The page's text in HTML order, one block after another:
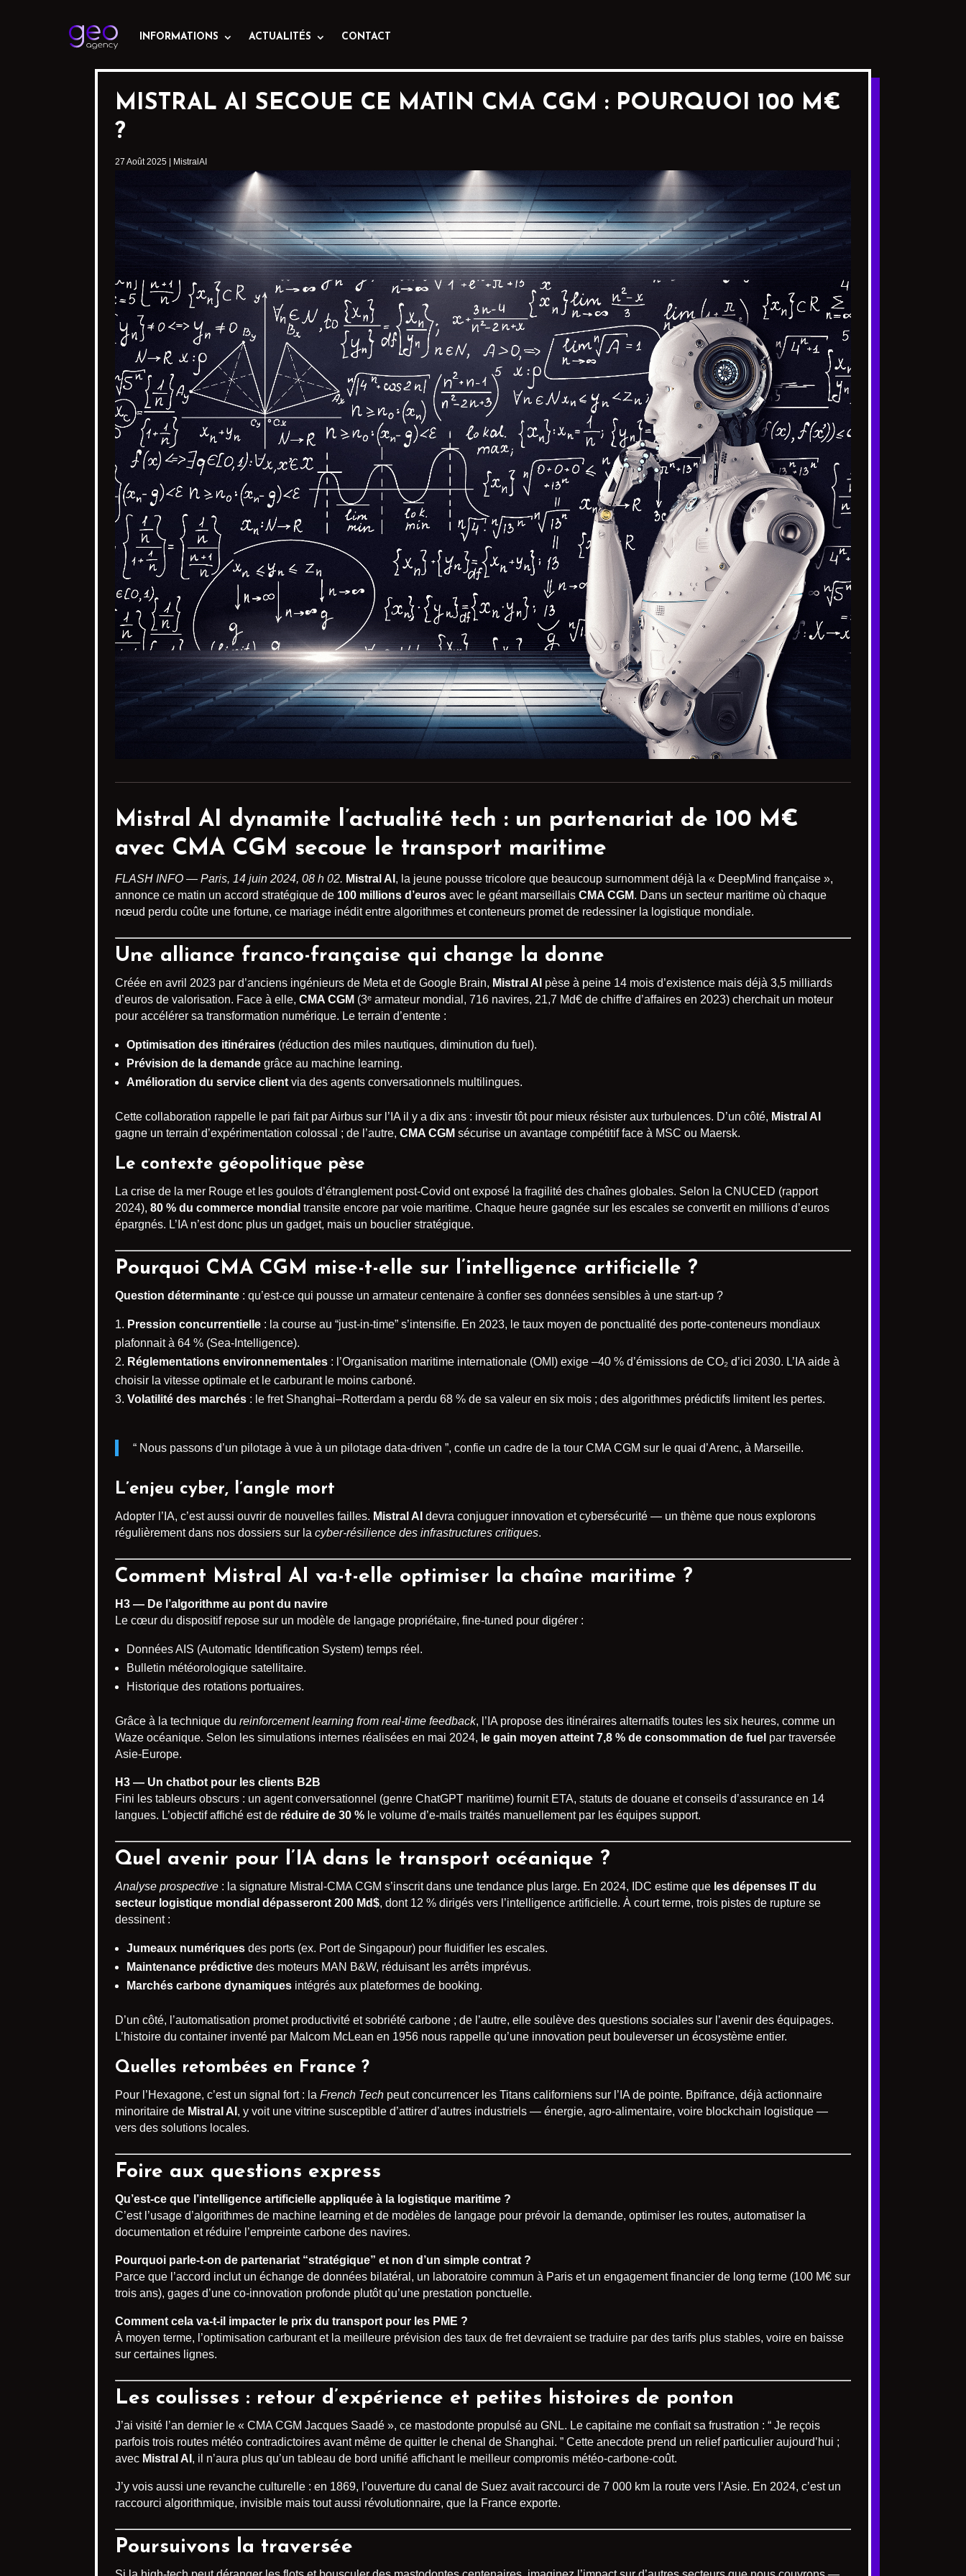
INFORMATIONS ACTUALITÉS CONTACT
MISTRAL AI SECOUE CE MATIN CMA CGM : POURQUOI 100 M€
?
27 Août 2025 MistralAI
Mistral AI dynamite l’actualité tech : un partenariat de 100 M€
avec CMA CGM secoue le transport maritime
FLASH INFO — Paris, 14 juin 2024, 08 h 02. Mistral AI , la jeune pousse tricolore que beaucoup surnomment déjà la « DeepMind française »,
annonce ce matin un accord stratégique de 100 millions d’euros avec le géant marseillais CMA CGM. Dans un secteur maritime où chaque
nœud perdu coûte une fortune, ce mariage inédit entre algorithmes et conteneurs promet de redessiner la logistique mondiale.
Une alliance franco-française qui change la donne
Créée en avril 2023 par d’anciens ingénieurs de Meta et de Google Brain, Mistral AI pèse à peine 14 mois d’existence mais déjà 3,5 milliards
d’euros de valorisation. Face à elle, CMA CGM (3ᵉ armateur mondial, 716 navires, 21,7 Md€ de chiffre d’affaires en 2023) cherchait un moteur
pour accélérer sa transformation numérique. Le terrain d’entente :
Optimisation des itinéraires (réduction des miles nautiques, diminution du fuel).
Prévision de la demande grâce au machine learning.
Amélioration du service client via des agents conversationnels multilingues.
Cette collaboration rappelle le pari fait par Airbus sur l’IA il y a dix ans : investir tôt pour mieux résister aux turbulences. D’un côté, Mistral AI
gagne un terrain d’expérimentation colossal ; de l’autre, CMA CGM sécurise un avantage compétitif face à MSC ou Maersk.
Le contexte géopolitique pèse
La crise de la mer Rouge et les goulots d’étranglement post-Covid ont exposé la fragilité des chaînes globales. Selon la CNUCED (rapport
2024), 80 % du commerce mondial transite encore par voie maritime. Chaque heure gagnée sur les escales se convertit en millions d’euros
épargnés. L’IA n’est donc plus un gadget, mais un bouclier stratégique.
Pourquoi CMA CGM mise-t-elle sur l’intelligence artificielle ?
Question déterminante : qu’est-ce qui pousse un armateur centenaire à confier ses données sensibles à une start-up ?
Pression concurrentielle : la course au “just-in-time” s’intensifie. En 2023, le taux moyen de ponctualité des porte-conteneurs mondiaux
plafonnait à 64 % (Sea-Intelligence).
Réglementations environnementales : l’Organisation maritime internationale (OMI) exige –40 % d’émissions de CO₂ d’ici 2030. L’IA aide à
choisir la vitesse optimale et le carburant le moins carboné.
Volatilité des marchés : le fret Shanghai–Rotterdam a perdu 68 % de sa valeur en six mois ; des algorithmes prédictifs limitent les pertes.
“ Nous passons d’un pilotage à vue à un pilotage data-driven ”, confie un cadre de la tour CMA CGM sur le quai d’Arenc, à Marseille.
L’enjeu cyber, l’angle mort
Adopter l’IA, c’est aussi ouvrir de nouvelles failles. Mistral AI devra conjuguer innovation et cybersécurité — un thème que nous explorons
régulièrement dans nos dossiers sur la cyber-résilience des infrastructures critiques.
Comment Mistral AI va-t-elle optimiser la chaîne maritime ?
H3 — De l’algorithme au pont du navire
Le cœur du dispositif repose sur un modèle de langage propriétaire, fine-tuned pour digérer :
Données AIS (Automatic Identification System) temps réel.
Bulletin météorologique satellitaire.
Historique des rotations portuaires.
Grâce à la technique du reinforcement learning from real-time feedback, l’IA propose des itinéraires alternatifs toutes les six heures, comme un
Waze océanique. Selon les simulations internes réalisées en mai 2024, le gain moyen atteint 7,8 % de consommation de fuel par traversée
Asie-Europe.
H3 — Un chatbot pour les clients B2B
Fini les tableurs obscurs : un agent conversationnel (genre ChatGPT maritime) fournit ETA, statuts de douane et conseils d’assurance en 14
langues. L’objectif affiché est de réduire de 30 % le volume d’e-mails traités manuellement par les équipes support.
Quel avenir pour l’IA dans le transport océanique ?
Analyse prospective : la signature Mistral-CMA CGM s’inscrit dans une tendance plus large. En 2024, IDC estime que les dépenses IT du
secteur logistique mondial dépasseront 200 Md$, dont 12 % dirigés vers l’intelligence artificielle. À court terme, trois pistes de rupture se
dessinent :
Jumeaux numériques des ports (ex. Port de Singapour) pour fluidifier les escales.
Maintenance prédictive des moteurs MAN B&W, réduisant les arrêts imprévus.
Marchés carbone dynamiques intégrés aux plateformes de booking.
D’un côté, l’automatisation promet productivité et sobriété carbone ; de l’autre, elle soulève des questions sociales sur l’avenir des équipages.
L’histoire du container inventé par Malcom McLean en 1956 nous rappelle qu’une innovation peut bouleverser un écosystème entier.
Quelles retombées en France ?
Pour l’Hexagone, c’est un signal fort : la French Tech peut concurrencer les Titans californiens sur l’IA de pointe. Bpifrance, déjà actionnaire
minoritaire de Mistral AI , y voit une vitrine susceptible d’attirer d’autres industriels — énergie, agro-alimentaire, voire blockchain logistique —
vers des solutions locales.
Foire aux questions express
Qu’est-ce que l’intelligence artificielle appliquée à la logistique maritime ?
C’est l’usage d’algorithmes de machine learning et de modèles de langage pour prévoir la demande, optimiser les routes, automatiser la
documentation et réduire l’empreinte carbone des navires.
Pourquoi parle-t-on de partenariat “stratégique” et non d’un simple contrat ?
Parce que l’accord inclut un échange de données bilatéral, un laboratoire commun à Paris et un engagement financier de long terme (100 M€ sur
trois ans), gages d’une co-innovation profonde plutôt qu’une prestation ponctuelle.
Comment cela va-t-il impacter le prix du transport pour les PME ?
À moyen terme, l’optimisation carburant et la meilleure prévision des taux de fret devraient se traduire par des tarifs plus stables, voire en baisse
sur certaines lignes.
Les coulisses : retour d’expérience et petites histoires de ponton
J’ai visité l’an dernier le « CMA CGM Jacques Saadé », ce mastodonte propulsé au GNL. Le capitaine me confiait sa frustration : “ Je reçois
parfois trois routes météo contradictoires avant même de quitter le chenal de Shanghai. ” Cette anecdote prend un relief particulier aujourd’hui ;
avec Mistral AI , il n’aura plus qu’un tableau de bord unifié affichant le meilleur compromis météo-carbone-coût.
J’y vois aussi une revanche culturelle : en 1869, l’ouverture du canal de Suez avait raccourci de 7 000 km la route vers l’Asie. En 2024, c’est un
raccourci algorithmique, invisible mais tout aussi révolutionnaire, que la France exporte.
Poursuivons la traversée